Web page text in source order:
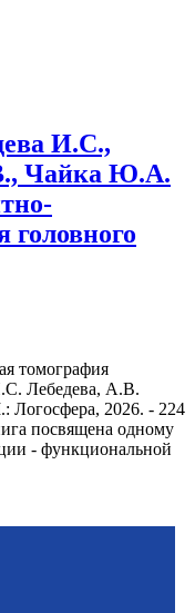
И.С.,
Чайка Ю.А.
головного
томография
Лебедева, А.В.
2026. - 224
посвящена одному
- функциональной